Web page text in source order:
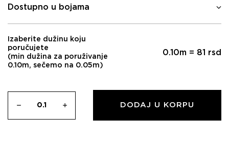
Dostupno u bojama
Izaberite dužinu koju
poručujete
(min dužina za poruživanje
0.10m, sečemo na 0.05m)
0.10m = 81 rsd
DODAJ U KORPU